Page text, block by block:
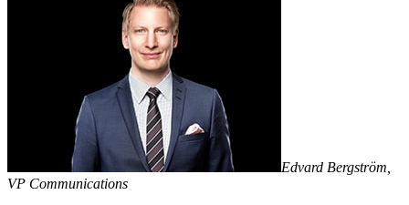
Edvard Bergström,
VP Communications